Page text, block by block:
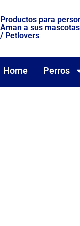
Productos para
Aman a sus mascotas
/ Petlovers
Home Perros